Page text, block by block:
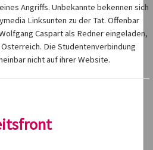
Angriffs. Unbekannte bekennen sich
Linksunten zu der Tat. Offenbar
Caspart als Redner eingeladen,
Die Studentenverbindung
nicht auf ihrer Website.